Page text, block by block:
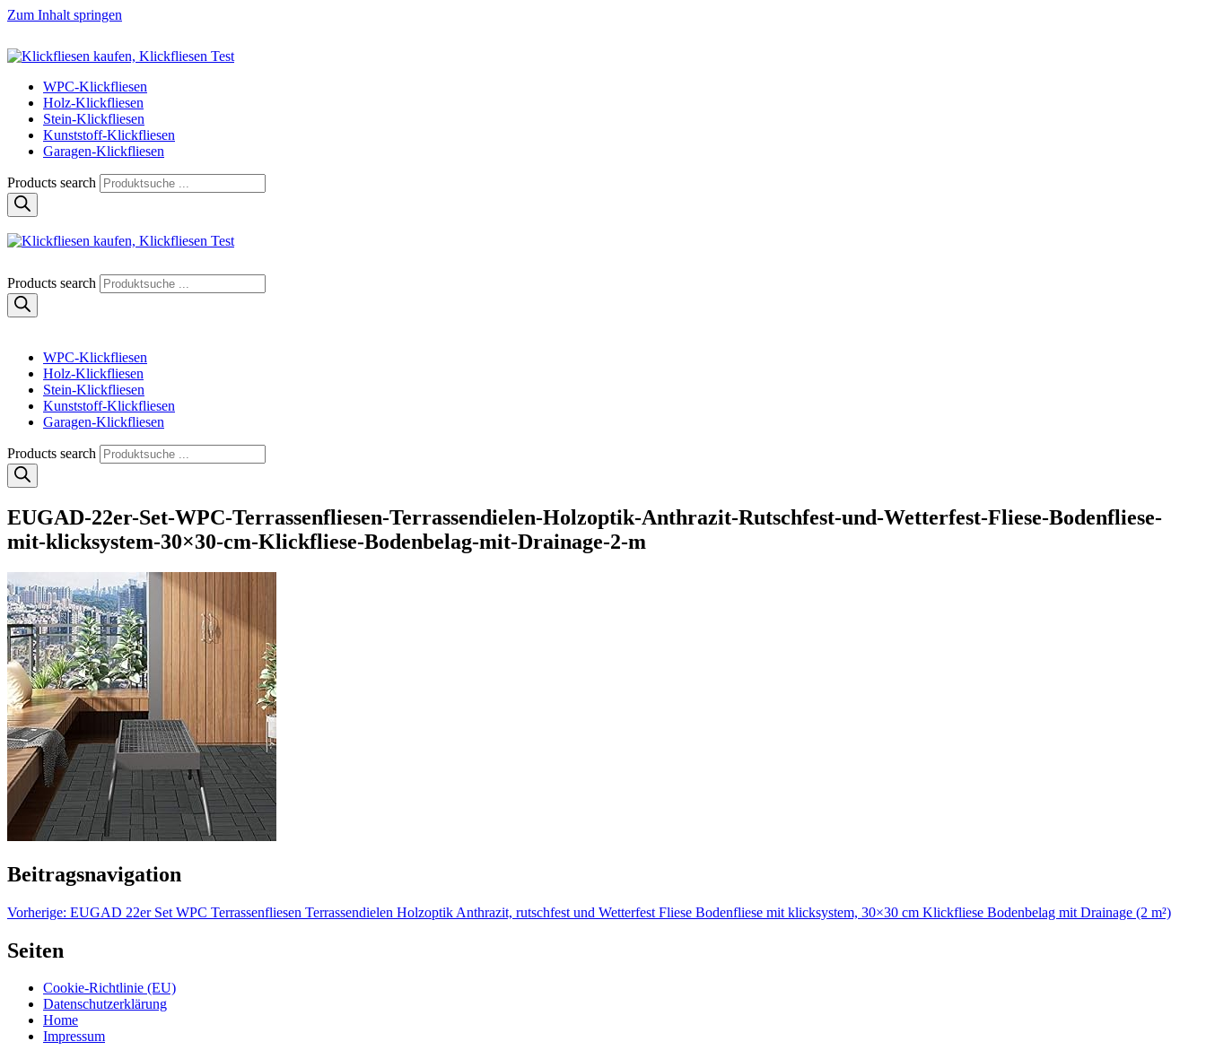
Zum Inhalt springen
Klickfliese | klick-klick-fertig
Klickfliesen online kaufen
WPC-Klickfliesen
Holz-Klickfliesen
Stein-Klickfliesen
Kunststoff-Klickfliesen
Garagen-Klickfliesen
Products search
Klickfliese | klick-klick-fertig
Klickfliesen online kaufen
Products search
WPC-Klickfliesen
Holz-Klickfliesen
Stein-Klickfliesen
Kunststoff-Klickfliesen
Garagen-Klickfliesen
Products search
EUGAD-22er-Set-WPC-Terrassenfliesen-Terrassendielen-Holzoptik-Anthrazit-Rutschfest-und-Wetterfest-Fliese-Bodenfliese-
mit-klicksystem-30×30-cm-Klickfliese-Bodenbelag-mit-Drainage-2-m
Beitragsnavigation
Vorherige: EUGAD 22er Set WPC Terrassenfliesen Terrassendielen Holzoptik Anthrazit, rutschfest und Wetterfest Fliese Bodenfliese mit klicksystem, 30×30 cm Klickfliese Bodenbelag mit Drainage (2 m²)
Seiten
Cookie-Richtlinie (EU)
Datenschutzerklärung
Home
Impressum